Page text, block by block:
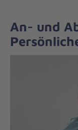
An- und